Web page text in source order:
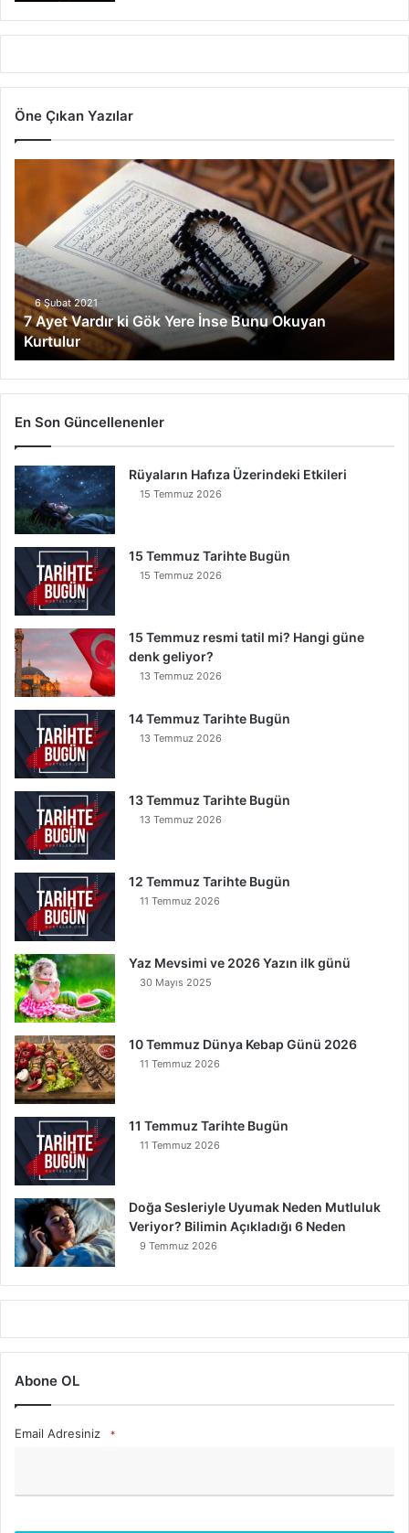
Öne Çıkan Yazılar
t
V
a
r
d
r
k
i
G
Y
e
r
e
n
s
B
u
n
u
O
k
u
a
n
u
r
u
l
r
6 Şubat 2021
7 Ayet Vardır ki Gök Yere İnse Bunu Okuyan
Kurtulur
En Son Güncellenenler
Rüyaların Hafıza Üzerindeki Etkileri
15 Temmuz 2026
15 Temmuz Tarihte Bugün
15 Temmuz 2026
15 Temmuz resmi tatil mi? Hangi güne
denk geliyor?
13 Temmuz 2026
14 Temmuz Tarihte Bugün
13 Temmuz 2026
13 Temmuz Tarihte Bugün
13 Temmuz 2026
12 Temmuz Tarihte Bugün
11 Temmuz 2026
Yaz Mevsimi ve 2026 Yazın ilk günü
30 Mayıs 2025
10 Temmuz Dünya Kebap Günü 2026
11 Temmuz 2026
11 Temmuz Tarihte Bugün
11 Temmuz 2026
Doğa Sesleriyle Uyumak Neden Mutluluk
Veriyor? Bilimin Açıkladığı 6 Neden
9 Temmuz 2026
Abone OL
Email Adresiniz *